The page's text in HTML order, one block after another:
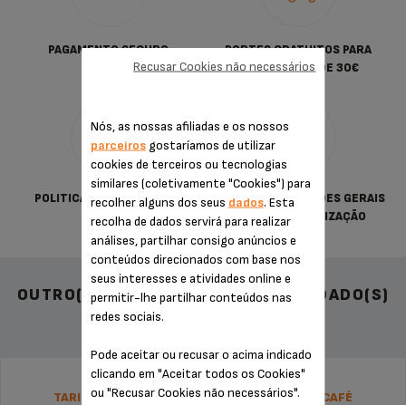
PAGAMENTO SEGURO
PORTES GRATUITOS PARA
COMPRAS DESDE 30€
POLITICA DE PRIVACIDADE
TERMOS & CONDIÇÕES GERAIS
DE VENDA E UTILIZAÇÃO
OUTRO(S) ACESSÓRIO(S) RECOMENDADO(S)
TARIFA PLANA DE REPARAÇÃO MPÁQUINA DE CAFÉ
Nós, as nossas afiliadas e os nossos
parceirosgostaríamos de utilizar
cookies de terceiros ou tecnologias
similares (coletivamente "Cookies") para
recolher alguns dos seus dados. Esta
recolha de dados servirá para realizar
análises, partilhar consigo anúncios e
conteúdos direcionados com base nos
seus interesses e atividades online e
permitir-lhe partilhar conteúdos nas
redes sociais.
Pode aceitar ou recusar o acima indicado
clicando em "Aceitar todos os Cookies"
ou "Recusar Cookies não necessários".
Recusar Cookies não necessários